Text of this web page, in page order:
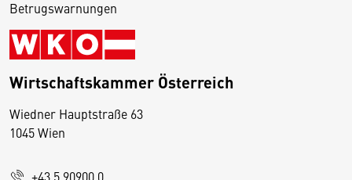
Betrugswarnungen
Wirtschaftskammer Österreich
Wiedner Hauptstraße 63
1045 Wien
+43 5 90900 0
D